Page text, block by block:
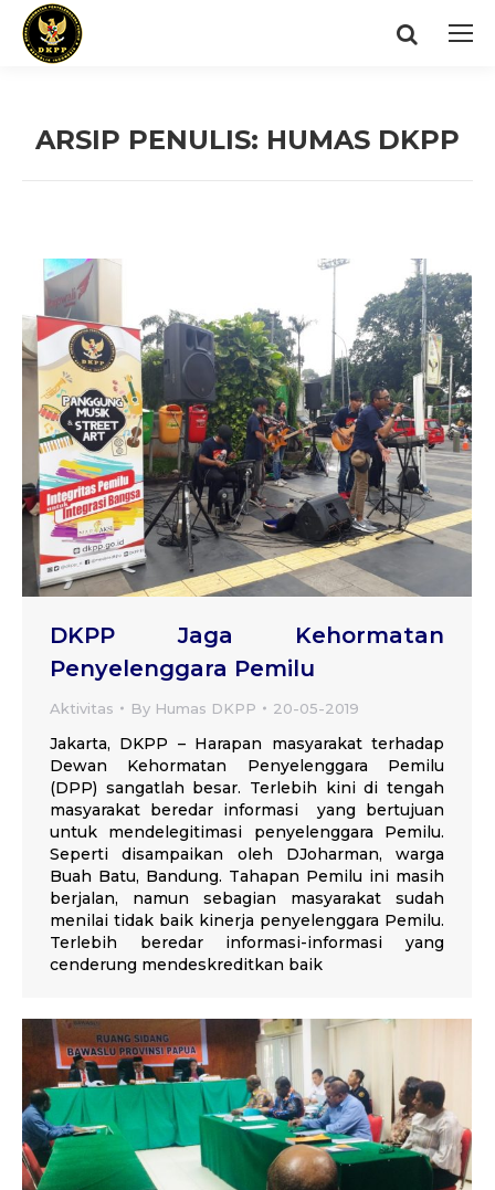
Search:
ARSIP PENULIS: HUMAS DKPP
DKPP Jaga Kehormatan
Penyelenggara Pemilu
Aktivitas By Humas DKPP 20-05-2019
Jakarta, DKPP – Harapan masyarakat terhadap
Dewan Kehormatan Penyelenggara Pemilu
(DPP) sangatlah besar. Terlebih kini di tengah
masyarakat beredar informasi yang bertujuan
untuk mendelegitimasi penyelenggara Pemilu.
Seperti disampaikan oleh DJoharman, warga
Buah Batu, Bandung. Tahapan Pemilu ini masih
berjalan, namun sebagian masyarakat sudah
menilai tidak baik kinerja penyelenggara Pemilu.
Terlebih beredar informasi-informasi yang
cenderung mendeskreditkan baik